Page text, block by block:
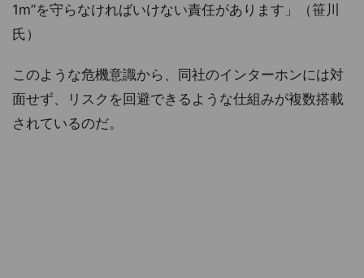
1m”を守らなければいけない責任があります」（笹川
氏）
このような危機意識から、同社のインターホンには対
面せず、リスクを回避できるような仕組みが複数搭載
されているのだ。